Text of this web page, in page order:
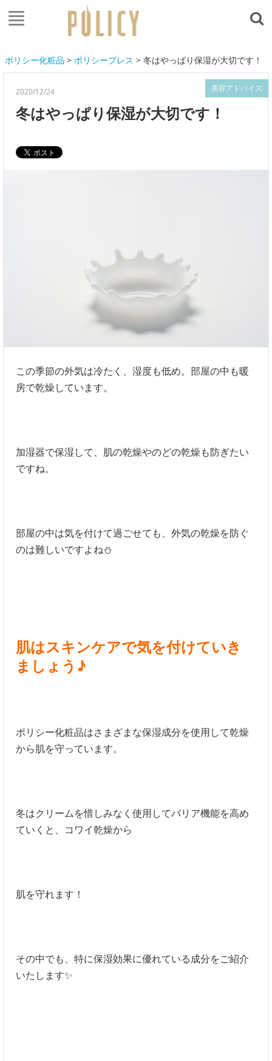
ポリシー化粧品 > ポリシープレス > 冬はやっぱり保湿が大切です！
美容アドバイス
2020/12/24
冬はやっぱり保湿が大切です！
この季節の外気は冷たく、湿度も低め。部屋の中も暖
房で乾燥しています。
加湿器で保湿して、肌の乾燥やのどの乾燥も防ぎたい
ですね。
部屋の中は気を付けて過ごせても、外気の乾燥を防ぐ
のは難しいですよね⛄
肌はスキンケアで気を付けていき
ましょう♪
ポリシー化粧品はさまざまな保湿成分を使用して乾燥
から肌を守っています。
冬はクリームを惜しみなく使用してバリア機能を高め
ていくと、コワイ乾燥から
肌を守れます！
その中でも、特に保湿効果に優れている成分をご紹介
いたします✨